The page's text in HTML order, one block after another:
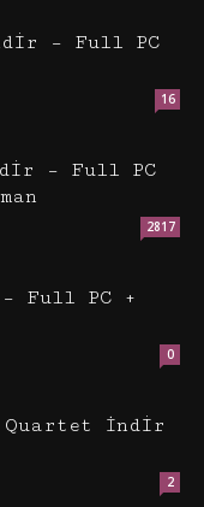
– Full PC
16
– Full PC
2817
Full PC +
0
Quartet İndir
2